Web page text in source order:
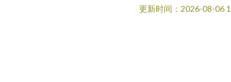
更新时间：2026-08-06